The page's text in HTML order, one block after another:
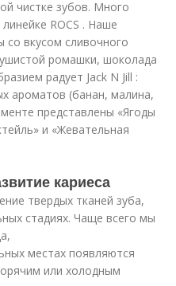
чистке зубов. Много
ROCS . Наше
со вкусом сливочного
ромашки, шоколада
радует Jack N Jill :
ароматов (банан, малина,
представлены «Ягоды
и «Жевательная
кариеса
твердых тканей зуба,
стадиях. Чаще всего мы
местах появляются
или холодным